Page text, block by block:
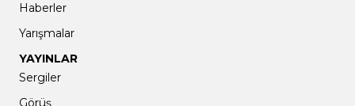
Haberler
Yarışmalar
YAYINLAR
Sergiler
Görüş